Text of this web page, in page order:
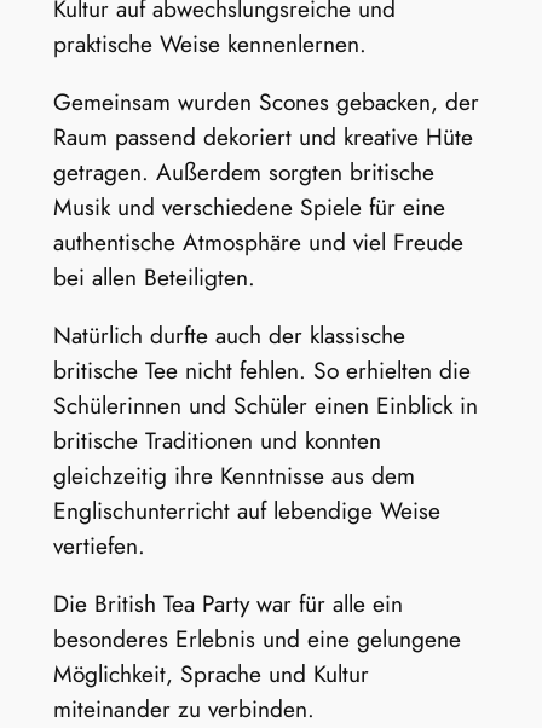
Kultur auf abwechslungsreiche und
praktische Weise kennenlernen.
Gemeinsam wurden Scones gebacken, der
Raum passend dekoriert und kreative Hüte
getragen. Außerdem sorgten britische
Musik und verschiedene Spiele für eine
authentische Atmosphäre und viel Freude
bei allen Beteiligten.
Natürlich durfte auch der klassische
britische Tee nicht fehlen. So erhielten die
Schülerinnen und Schüler einen Einblick in
britische Traditionen und konnten
gleichzeitig ihre Kenntnisse aus dem
Englischunterricht auf lebendige Weise
vertiefen.
Die British Tea Party war für alle ein
besonderes Erlebnis und eine gelungene
Möglichkeit, Sprache und Kultur
miteinander zu verbinden.